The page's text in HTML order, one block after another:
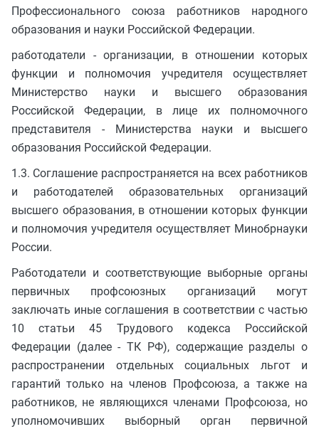
Профессионального союза работников народного
образования и науки Российской Федерации.
работодатели - организации, в отношении которых
функции и полномочия учредителя осуществляет
Министерство науки и высшего образования
Российской Федерации, в лице их полномочного
представителя - Министерства науки и высшего
образования Российской Федерации.
1.3. Соглашение распространяется на всех работников
и работодателей образовательных организаций
высшего образования, в отношении которых функции
и полномочия учредителя осуществляет Минобрнауки
России.
Работодатели и соответствующие выборные органы
первичных профсоюзных организаций могут
заключать иные соглашения в соответствии с частью
10 статьи 45 Трудового кодекса Российской
Федерации (далее - ТК РФ), содержащие разделы о
распространении отдельных социальных льгот и
гарантий только на членов Профсоюза, а также на
работников, не являющихся членами Профсоюза, но
уполномочивших выборный орган первичной